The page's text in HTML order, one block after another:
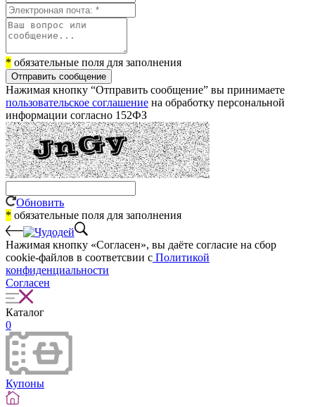
* обязательные поля для заполнения
Отправить сообщение
Нажимая кнопку “Отправить сообщение” вы принимаете
пользовательское соглашение на обработку персональной
информации согласно 152ФЗ
Обновить
* обязательные поля для заполнения
Нажимая кнопку «Согласен», вы даёте cогласие на сбор
cookie-файлов в соответсвии с Политикой
конфиденциальности
Согласен
Каталог
0
Купоны